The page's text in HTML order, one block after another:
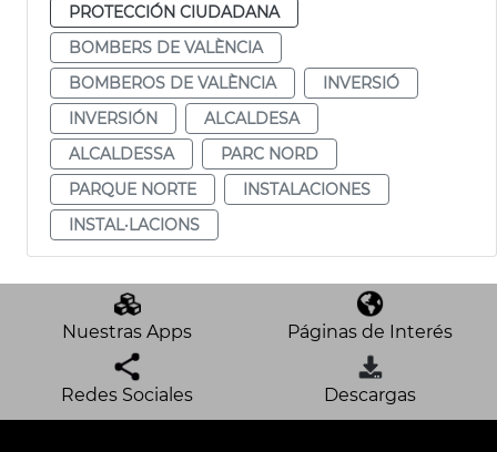
PROTECCIÓN CIUDADANA
BOMBERS DE VALÈNCIA
BOMBEROS DE VALÈNCIA
INVERSIÓ
INVERSIÓN
ALCALDESA
ALCALDESSA
PARC NORD
PARQUE NORTE
INSTALACIONES
INSTAL·LACIONS
Nuestras Apps Páginas de Interés
Redes Sociales Descargas